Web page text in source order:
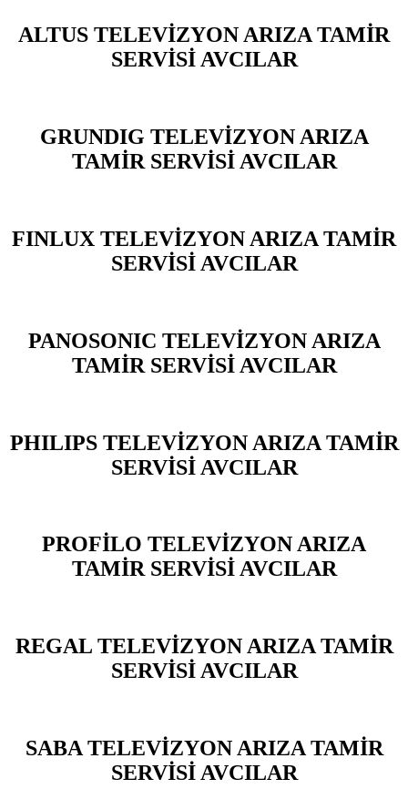
ALTUS TELEVİZYON ARIZA TAMİR
SERVİSİ AVCILAR
GRUNDIG TELEVİZYON ARIZA
TAMİR SERVİSİ AVCILAR
FINLUX TELEVİZYON ARIZA TAMİR
SERVİSİ AVCILAR
PANOSONIC TELEVİZYON ARIZA
TAMİR SERVİSİ AVCILAR
PHILIPS TELEVİZYON ARIZA TAMİR
SERVİSİ AVCILAR
PROFİLO TELEVİZYON ARIZA
TAMİR SERVİSİ AVCILAR
REGAL TELEVİZYON ARIZA TAMİR
SERVİSİ AVCILAR
SABA TELEVİZYON ARIZA TAMİR
SERVİSİ AVCILAR